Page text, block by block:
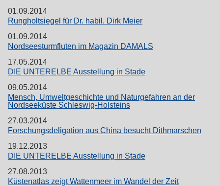
01.09.2014
Rungholtsiegel für Dr. habil. Dirk Meier
01.09.2014
Nordseesturmfluten im Magazin DAMALS
17.05.2014
DIE UNTERELBE Ausstellung in Stade
09.05.2014
Mensch, Umweltgeschichte und Naturgefahren an der
Nordseeküste Schleswig-Holsteins
27.03.2014
Forschungsdeligation aus China besucht Dithmarschen
19.12.2013
DIE UNTERELBE Ausstellung in Stade
27.08.2013
Küstenatlas zeigt Wattenmeer im Wandel der Zeit